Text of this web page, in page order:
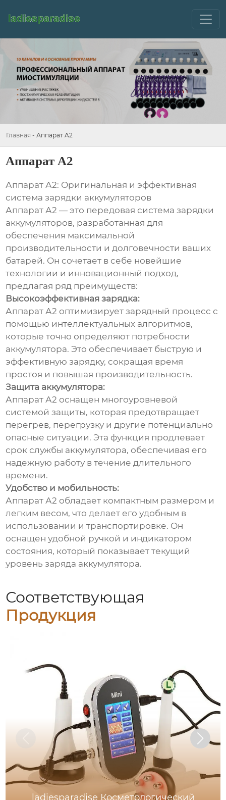
Главная - Аппарат A2
Аппарат A2
Аппарат А2: Оригинальная и эффективная
система зарядки аккумуляторов
Аппарат А2 — это передовая система зарядки
аккумуляторов, разработанная для
обеспечения максимальной
производительности и долговечности ваших
батарей. Он сочетает в себе новейшие
технологии и инновационный подход,
предлагая ряд преимуществ:
Высокоэффективная зарядка:
Аппарат А2 оптимизирует зарядный процесс с
помощью интеллектуальных алгоритмов,
которые точно определяют потребности
аккумулятора. Это обеспечивает быструю и
эффективную зарядку, сокращая время
простоя и повышая производительность.
Защита аккумулятора:
Аппарат А2 оснащен многоуровневой
системой защиты, которая предотвращает
перегрев, перегрузку и другие потенциально
опасные ситуации. Эта функция продлевает
срок службы аккумулятора, обеспечивая его
надежную работу в течение длительного
времени.
Удобство и мобильность:
Аппарат А2 обладает компактным размером и
легким весом, что делает его удобным в
использовании и транспортировке. Он
оснащен удобной ручкой и индикатором
состояния, который показывает текущий
уровень заряда аккумулятора.
Соответствующая
Продукция
ladiesparadise Косметологический